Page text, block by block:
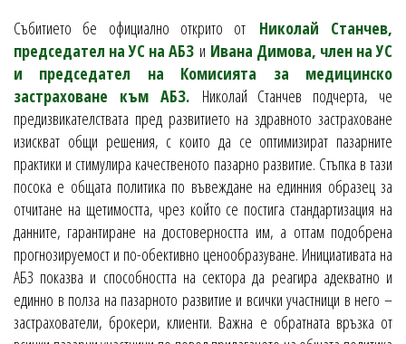
Събитието бе официално открито от Николай Станчев,
председател на УС на АБЗ и Ивана Димова, член на УС
и председател на Комисията за медицинско
застраховане към АБЗ.Николай Станчев подчерта, че
предизвикателствата пред развитието на здравното застраховане
изискват общи решения, с които да се оптимизират пазарните
практики и стимулира качественото пазарно развитие. Стъпка в тази
посока е общата политика по въвеждане на единния образец за
отчитане на щетимостта, чрез който се постига стандартизация на
данните, гарантиране на достоверността им, а оттам подобрена
прогнозируемост и по-обективно ценообразуване. Инициативата на
АБЗ показва и способността на сектора да реагира адекватно и
единно в полза на пазарното развитие и всички участници в него –
застрахователи, брокери, клиенти. Важна е обратната връзка от